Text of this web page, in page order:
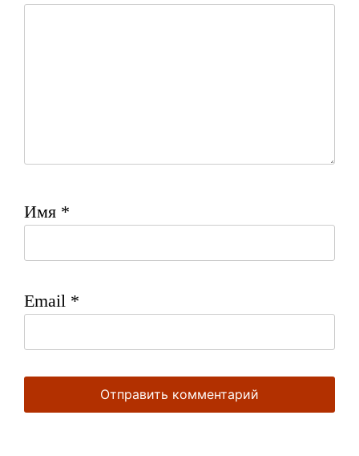
Имя *
Email *